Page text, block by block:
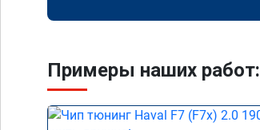
Примеры наших работ: